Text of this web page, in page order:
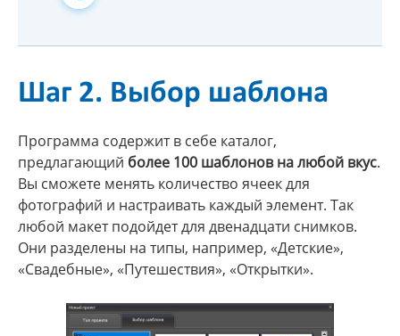
Шаг 2. Выбор шаблона
Программа содержит в себе каталог,
предлагающий более 100 шаблонов на любой вкус.
Вы сможете менять количество ячеек для
фотографий и настраивать каждый элемент. Так
любой макет подойдет для двенадцати снимков.
Они разделены на типы, например, «Детские»,
«Свадебные», «Путешествия», «Открытки».